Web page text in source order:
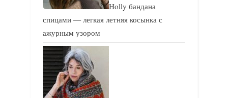
Holly бандана
спицами — легкая летняя косынка с
ажурным узором